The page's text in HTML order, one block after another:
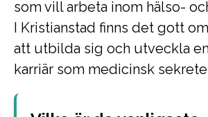
som vill arbeta inom hälso-
I Kristianstad finns det gott
att utbilda sig och utveckla
karriär som medicinsk